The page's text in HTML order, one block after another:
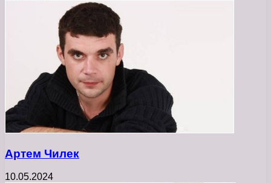
Артем Чилек
10.05.2024